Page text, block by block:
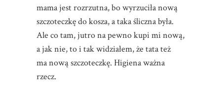
mama jest rozrzutna, bo wyrzuciła nową
szczoteczkę do kosza, a taka śliczna była.
Ale co tam, jutro na pewno kupi mi nową,
a jak nie, to i tak widziałem, że tata też
ma nową szczoteczkę. Higiena ważna
rzecz.